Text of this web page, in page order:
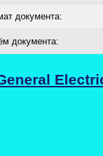
документа:
документа: